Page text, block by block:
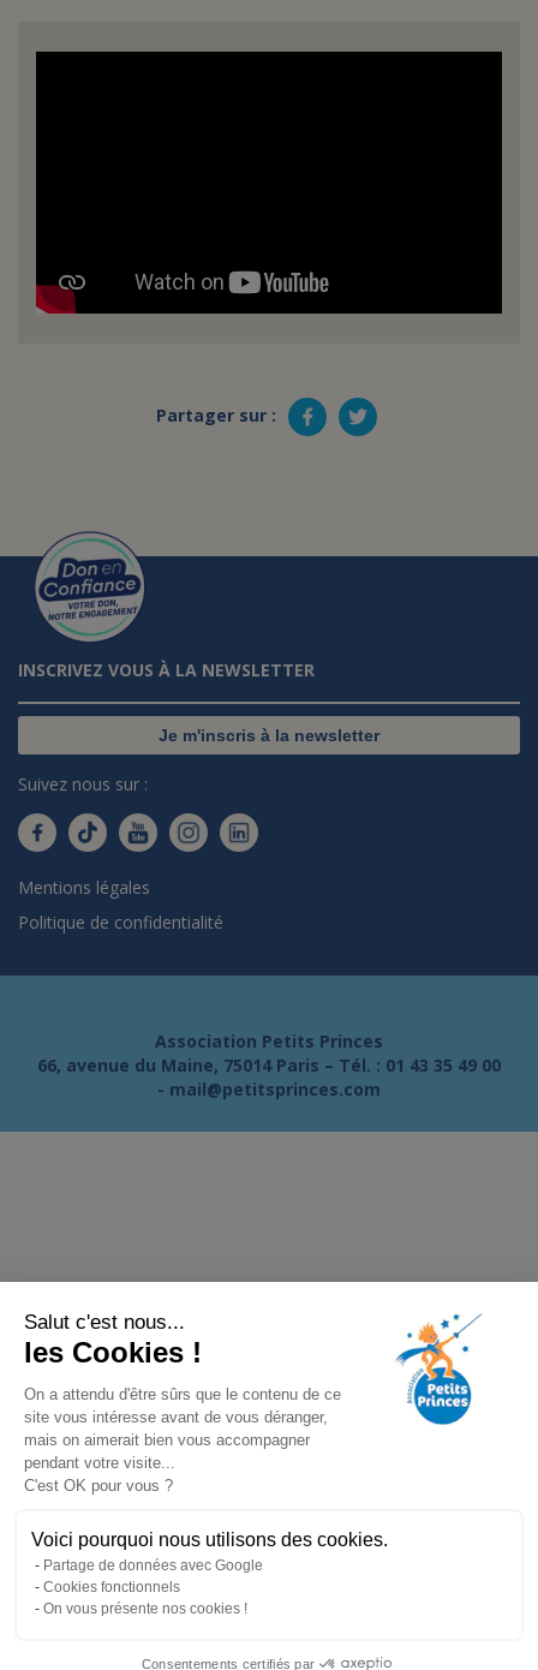
Salut c'est nous...
les Cookies !
On a attendu d'être sûrs que le contenu de ce
site vous intéresse avant de vous déranger,
mais on aimerait bien vous accompagner
pendant votre visite...
C'est OK pour vous ?
Voici pourquoi nous utilisons des cookies.
Partage de données avec Google
Cookies fonctionnels
On vous présente nos cookies !
Consentements certifiés par
Partager sur :
INSCRIVEZ VOUS À LA NEWSLETTER
Je m'inscris à la newsletter
Suivez nous sur :
Mentions légales
Politique de confidentialité
Association Petits Princes
66, avenue du Maine, 75014 Paris – Tél. : 01 43 35 49 00
- mail@petitsprinces.com